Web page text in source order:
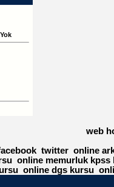
Yok
web
twitter online
online memurluk kpss
online dgs kursu